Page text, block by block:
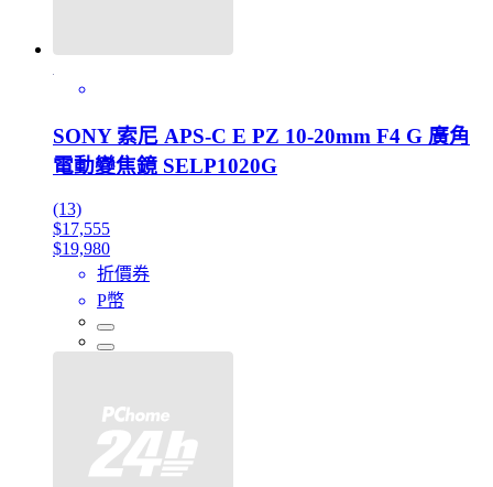
SONY 索尼 APS-C E PZ 10-20mm F4 G 廣角
電動變焦鏡 SELP1020G
(13)
$17,555
$19,980
折價券
P幣